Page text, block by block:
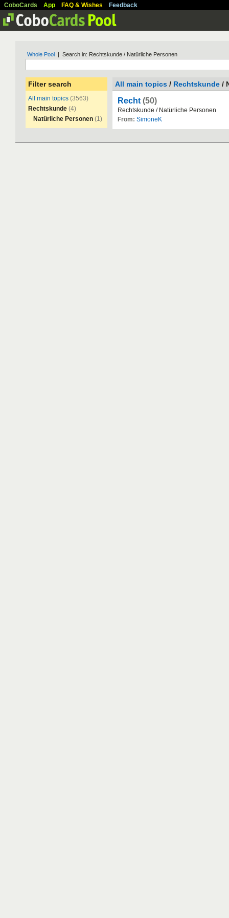
CoboCards App FAQ & Wishes Feedback
Whole Pool | Search in: Rechtskunde / Natürliche Personen
Filter search
All main topics (3563)
Rechtskunde (4)
Natürliche Personen (1)
All main topics / Rechtskunde /
Recht (50)
Rechtskunde / Natürliche Personen
From: SimoneK